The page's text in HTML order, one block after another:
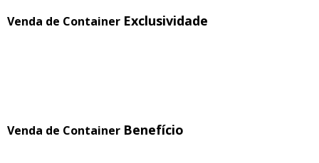
Venda de Container Exclusividade
Venda de Container Benefício